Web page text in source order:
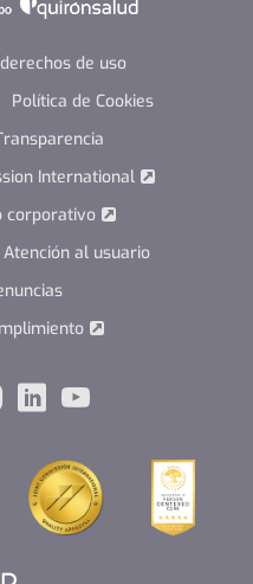
de uso
Política de Cookies
International
corporativo
Atención al usuario